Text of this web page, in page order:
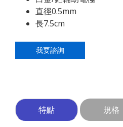
直徑0.5mm
長7.5cm
我要諮詢
特點 規格